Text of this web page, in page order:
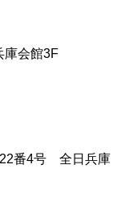
庫会館3F
番4号 全日兵庫